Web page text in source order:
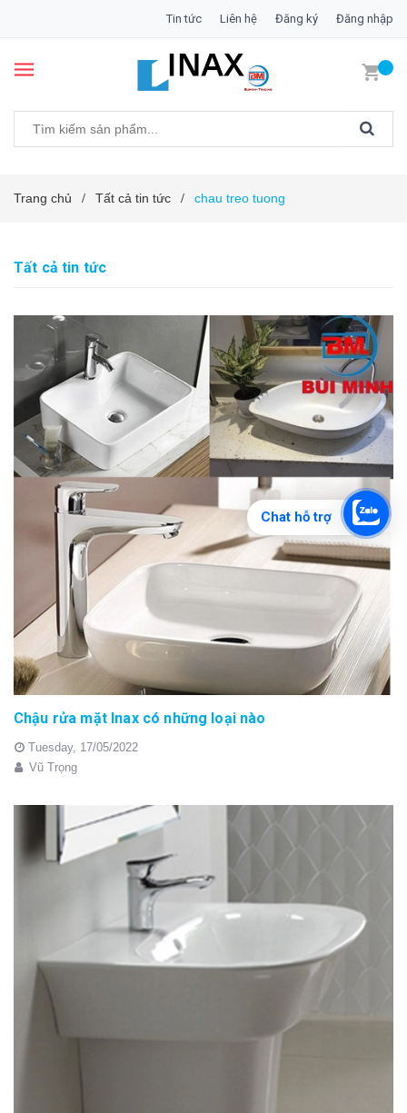
Tin tức Liên hệ Đăng ký Đăng nhập
Trang chủ / Tất cả tin tức / chau treo tuong
Tất cả tin tức
Chậu rửa mặt Inax có những loại nào
Tuesday, 17/05/2022
Vũ Trọng
Chat hỗ trợ